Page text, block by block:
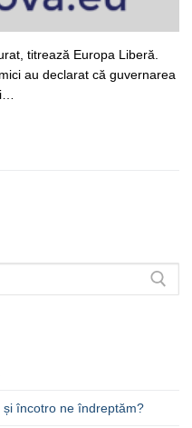
titrează Europa Liberă.
au declarat că guvernarea
încotro ne îndreptăm?